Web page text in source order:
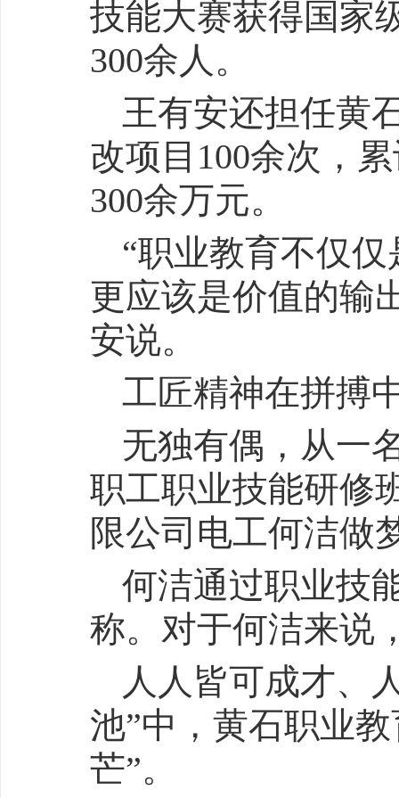
技能大赛获得国家
300余人。
王有安还担任黄
改项目100余次，
300余万元。
“职业教育不仅
更应该是价值的输
安说。
工匠精神在拼搏
无独有偶，从一
职工职业技能研修
限公司电工何洁做
何洁通过职业技
称。对于何洁来说
人人皆可成才、
池”中，黄石职业
芒”。